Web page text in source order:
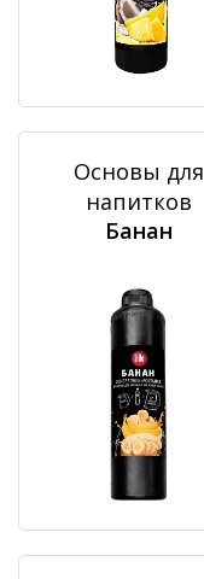
Основы для
напитков
Банан